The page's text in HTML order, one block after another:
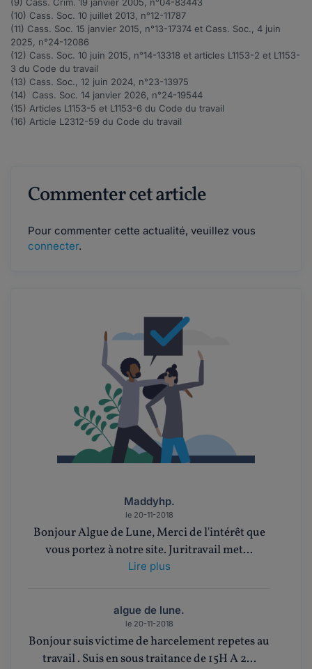
(9) Cass. Crim. 19 janvier 2005, n°04-83443
(10) Cass. Soc. 10 juillet 2013, n°12-11787
(11) Cass. Soc. 15 janvier 2015, n°13-17374 et Cass. Soc., 4 juin
2025, n°24-12086
(12) Cass. Soc. 10 juin 2015, n°14-13318 et articles L1153-2 et L1153-
3 du Code du travail
(13) Cass. Soc., 12 juin 2024, n°23-13975
(14) Cass. Soc. 14 janvier 2026, n°24-19544
(15) Articles L1153-5 et L1153-6 du Code du travail
(16) Article L2312-59 du Code du travail
Commenter cet article
Pour commenter cette actualité, veuillez vous
connecter.
Maddyhp.
le 20-11-2018
Bonjour Algue de Lune, Merci de l'intérêt que
vous portez à notre site. Juritravail met...
Lire plus
algue de lune.
le 20-11-2018
Bonjour suis victime de harcelement repetes au
travail . Suis en sous traitance de 15H A 2...